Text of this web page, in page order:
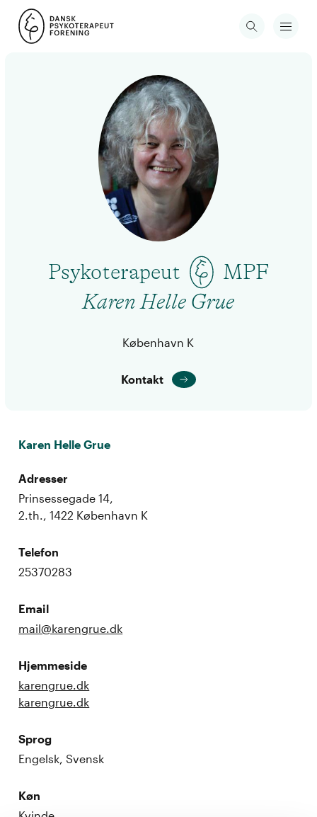
Psykoterapeut
MPF
Karen Helle Grue
København K
Kontakt
Karen Helle Grue
Adresser
Prinsessegade 14,
2.th., 1422 København K
Telefon
25370283
Email
mail@karengrue.dk
Hjemmeside
karengrue.dk
karengrue.dk
Sprog
Engelsk, Svensk
Køn